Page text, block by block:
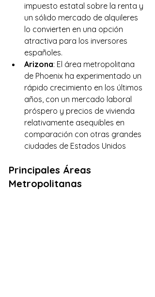
impuesto estatal sobre la renta y
un sólido mercado de alquileres
lo convierten en una opción
atractiva para los inversores
españoles.
Arizona: El área metropolitana
de Phoenix ha experimentado un
rápido crecimiento en los últimos
años, con un mercado laboral
próspero y precios de vivienda
relativamente asequibles en
comparación con otras grandes
ciudades de Estados Unidos
Principales Áreas
Metropolitanas